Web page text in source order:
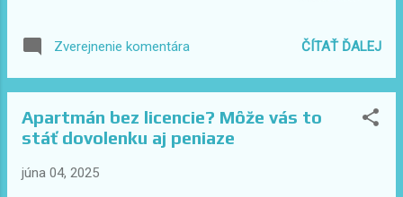
večery bez dusna. Teplé more (najmä v
Pokojná atmosféra...
takmer v priamom prenose, čo všetko sme
spolu stihli zažiť: smiech, more, výlety, káva
pri západe slnka aj večerné prechádzky. Ich
Košice (prespali) ✈️ Košice → Zadar 🚗
Zadar → Vir A naspäť: ✈️ Zadar → Viedeň ,
Zverejnenie komentára ČÍTAŤ ĎALEJ
Apartmán bez licencie? Môže vás to
stáť dovolenku aj peniaze
júna 04, 2025